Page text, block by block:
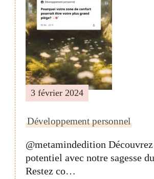
publication
3 février 2024
Développement personnel
@metamindedition
potentiel avec notre sagesse
Restez co…